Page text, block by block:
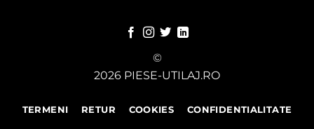
©
2026 PIESE-UTILAJ.RO
TERMENI RETUR COOKIES CONFIDENTIALITATE